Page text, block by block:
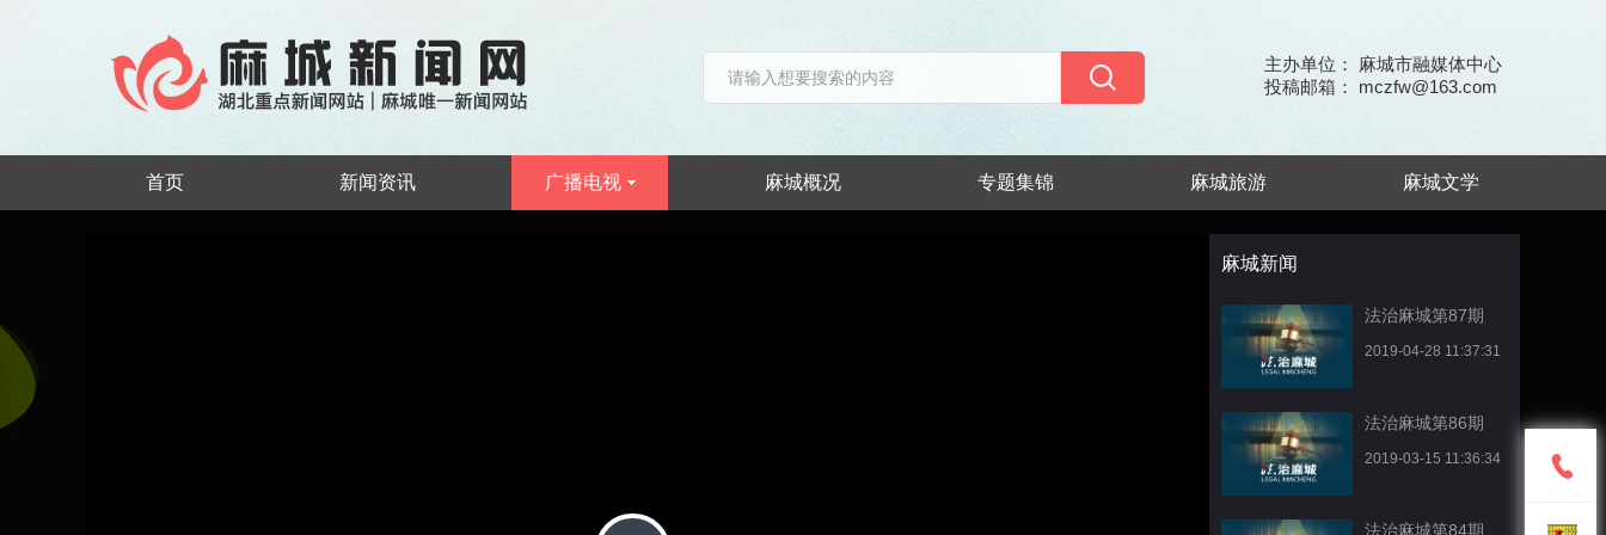
主办单位： 麻城市融媒体中心
投稿邮箱： mczfw@163.com
首页 新闻资讯 广播电视 麻城概况 专题集锦 麻城旅游 麻城文学
麻城新闻
法治麻城第87期
2019-04-28 11:37:31
法治麻城第86期
2019-03-15 11:36:34
法治麻城第84期